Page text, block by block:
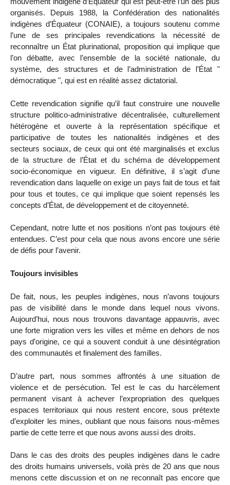
organisés. Depuis 1988, la Confédération des nationalités
indigènes d’Équateur (CONAIE), a toujours soutenu comme
l’une de ses principales revendications la nécessité de
reconnaître un État plurinational, proposition qui implique que
l’on débatte, avec l’ensemble de la société nationale, du
système, des structures et de l’administration de l’État "
démocratique ", qui est en réalité assez dictatorial.
Cette revendication signifie qu’il faut construire une nouvelle
structure politico-administrative décentralisée, culturellement
hétérogène et ouverte à la représentation spécifique et
participative de toutes les nationalités indigènes et des
secteurs sociaux, de ceux qui ont été marginalisés et exclus
de la structure de l’État et du schéma de développement
socio-économique en vigueur. En définitive, il s’agit d’une
revendication dans laquelle on exige un pays fait de tous et fait
pour tous et toutes, ce qui implique que soient repensés les
concepts d’État, de développement et de citoyenneté.
Cependant, notre lutte et nos positions n’ont pas toujours été
entendues. C’est pour cela que nous avons encore une série
de défis pour l’avenir.
Toujours invisibles
De fait, nous, les peuples indigènes, nous n’avons toujours
pas de visibilité dans le monde dans lequel nous vivons.
Aujourd’hui, nous nous trouvons davantage appauvris, avec
une forte migration vers les villes et même en dehors de nos
pays d’origine, ce qui a souvent conduit à une désintégration
des communautés et finalement des familles.
D’autre part, nous sommes affrontés à une situation de
violence et de persécution. Tel est le cas du harcèlement
permanent visant à achever l’expropriation des quelques
espaces territoriaux qui nous restent encore, sous prétexte
d’exploiter les mines, oubliant que nous faisons nous-mêmes
partie de cette terre et que nous avons aussi des droits.
Dans le cas des droits des peuples indigènes dans le cadre
des droits humains universels, voilà près de 20 ans que nous
menons cette discussion et on ne reconnaît pas encore que